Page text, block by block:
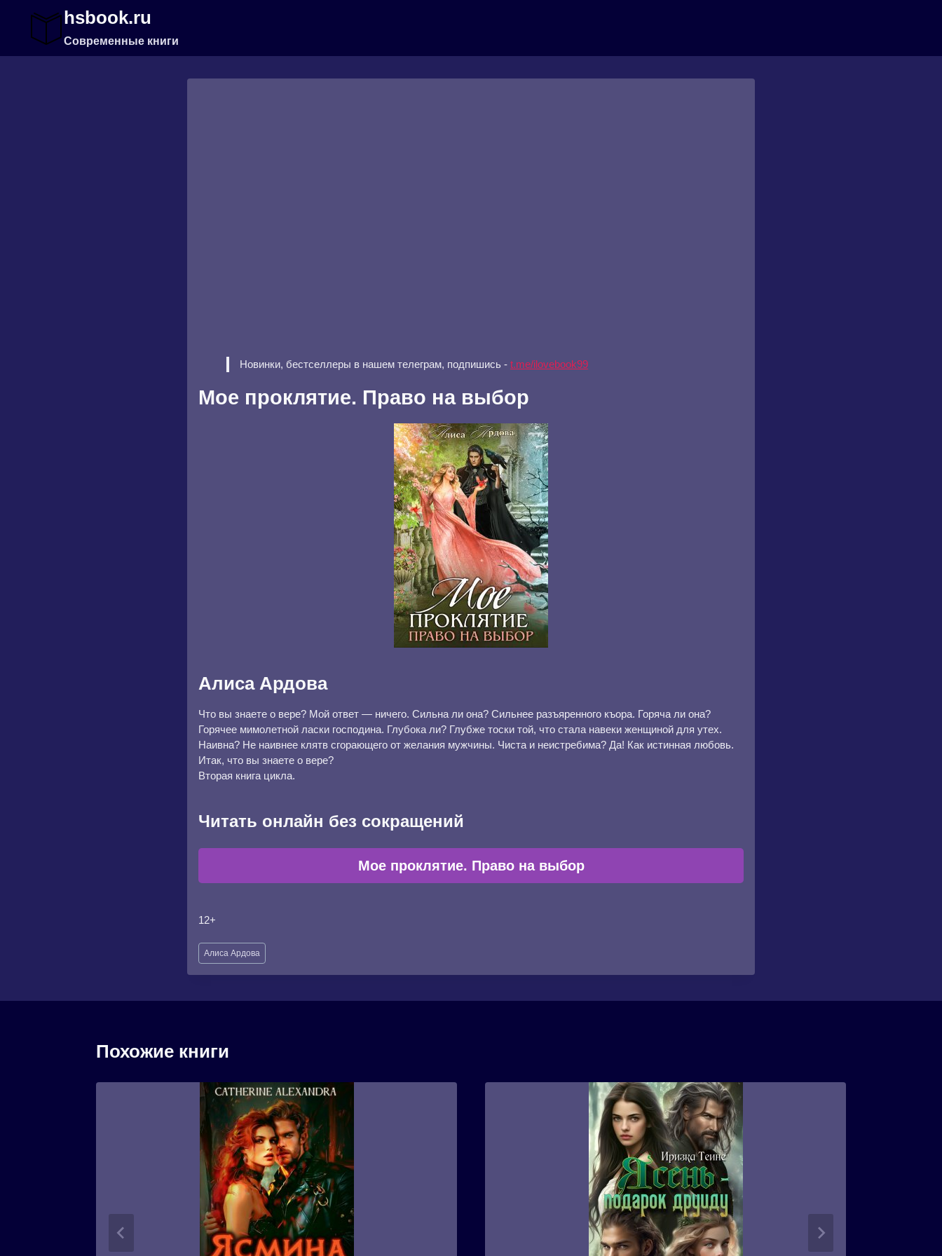
содержимому
hsbook.ru
Современные книги
Новинки, бестселлеры в нашем телеграм, подпишись - t.me/ilovebook99
Мое проклятие. Право на выбор
Алиса Ардова
Что вы знаете о вере? Мой ответ — ничего. Сильна ли она? Сильнее разъяренного къора. Горяча ли она?
Горячее мимолетной ласки господина. Глубока ли? Глубже тоски той, что стала навеки женщиной для утех.
Наивна? Не наивнее клятв сгорающего от желания мужчины. Чиста и неистребима? Да! Как истинная любовь.
Итак, что вы знаете о вере?
Вторая книга цикла.
Читать онлайн без сокращений
Мое проклятие. Право на выбор
12+
Метки
записи:
Алиса Ардова
Похожие книги